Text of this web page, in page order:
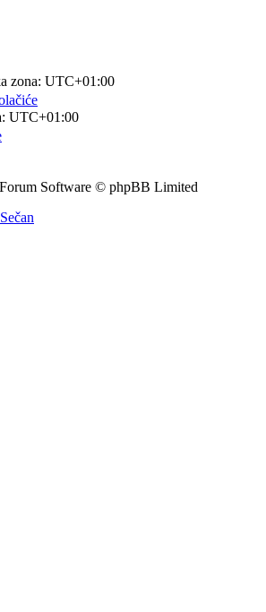
zona: UTC+01:00
UTC+01:00
Software © phpBB Limited